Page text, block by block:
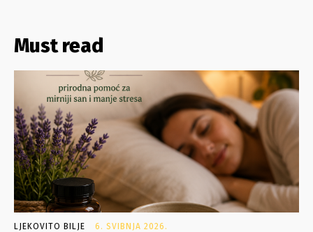
Must read
LJEKOVITO BILJE 6. SVIBNJA 2026.